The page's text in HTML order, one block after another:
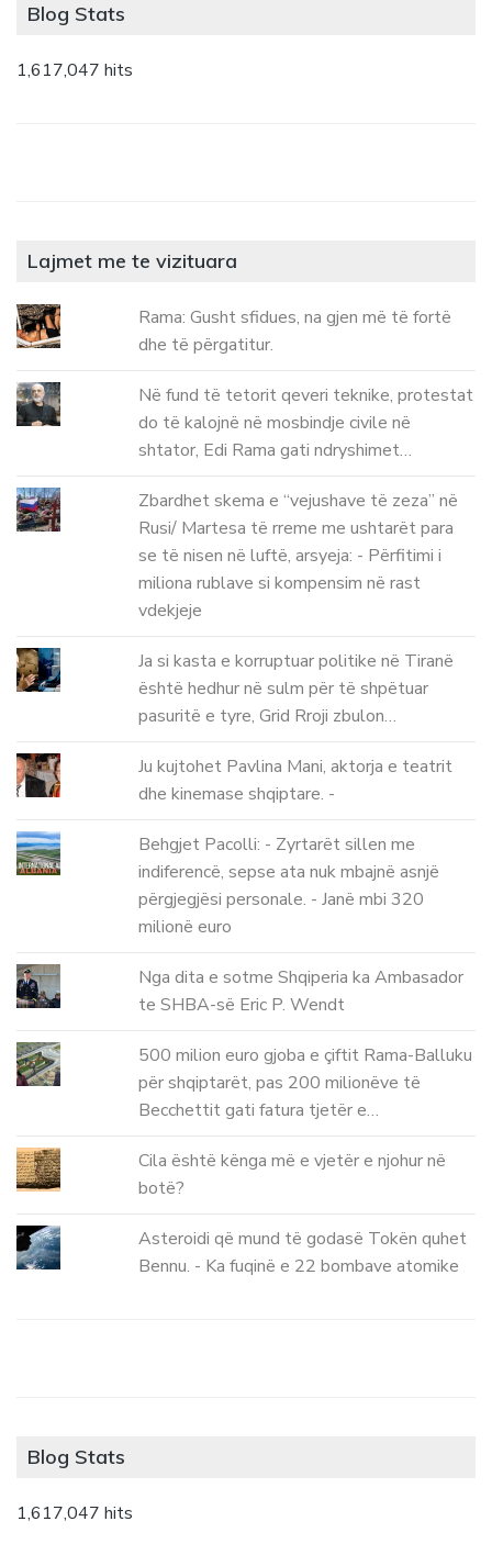
Blog Stats
1,617,047 hits
Lajmet me te vizituara
Rama: Gusht sfidues, na gjen më të fortë
dhe të përgatitur.
Në fund të tetorit qeveri teknike, protestat
do të kalojnë në mosbindje civile në
shtator, Edi Rama gati ndryshimet…
Zbardhet skema e “vejushave të zeza” në
Rusi/ Martesa të rreme me ushtarët para
se të nisen në luftë, arsyeja: - Përfitimi i
miliona rublave si kompensim në rast
vdekjeje
Ja si kasta e korruptuar politike në Tiranë
është hedhur në sulm për të shpëtuar
pasuritë e tyre, Grid Rroji zbulon…
Ju kujtohet Pavlina Mani, aktorja e teatrit
dhe kinemase shqiptare. -
Behgjet Pacolli: - Zyrtarët sillen me
indiferencë, sepse ata nuk mbajnë asnjë
përgjegjësi personale. - Janë mbi 320
milionë euro
Nga dita e sotme Shqiperia ka Ambasador
te SHBA-së Eric P. Wendt
500 milion euro gjoba e çiftit Rama-Balluku
për shqiptarët, pas 200 milionëve të
Becchettit gati fatura tjetër e…
Cila është kënga më e vjetër e njohur në
botë?
Asteroidi që mund të godasë Tokën quhet
Bennu. - Ka fuqinë e 22 bombave atomike
Blog Stats
1,617,047 hits